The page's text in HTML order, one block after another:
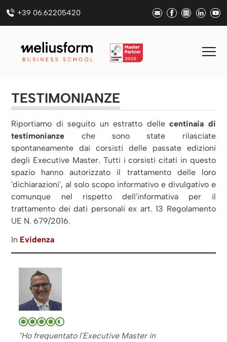
+39 06.62205420
TESTIMONIANZE
Riportiamo di seguito un estratto dellecentinaia di
testimonianze che sono state rilasciate
spontaneamente dai corsisti delle passate edizioni
degli Executive Master. Tutti i corsisti citati in questo
spazio hanno autorizzato il trattamento delle loro
'dichiarazioni', al solo scopo informativo e divulgativo e
comunque nel rispetto dell'informativa per il
trattamento dei dati personali ex art. 13 Regolamento
UE N. 679/2016.
In Evidenza
"Ho frequentato l'Executive Master in